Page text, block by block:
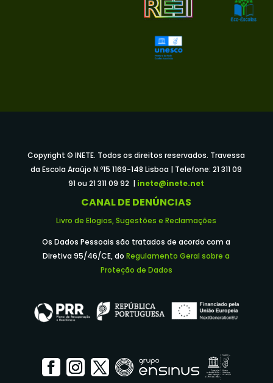
Copyright © INETE. Todos os direitos reservados. Travessa
da Escola Araújo N.º15 1169-148 Lisboa | Telefone: 21 311 09
91 ou 21 311 09 92 | inete@inete.net
CANAL DE DENÚNCIAS
Livro de Elogios, Sugestões e Reclamações
Os Dados Pessoais são tratados de acordo com a
Diretiva 95/46/CE, doRegulamento Geral sobre a
Proteção de Dados